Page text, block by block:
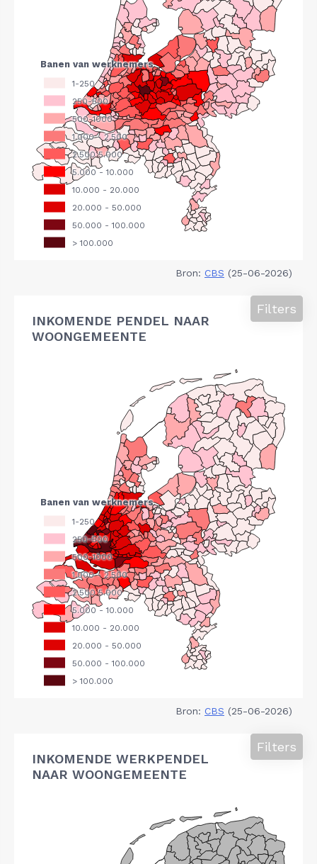
Bron: CBS (25-06-2026)
INKOMENDE PENDEL NAAR
WOONGEMEENTE
Filters
Bron: CBS (25-06-2026)
INKOMENDE WERKPENDEL
NAAR WOONGEMEENTE
Filters